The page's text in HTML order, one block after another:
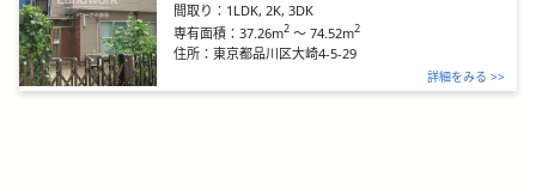
間取り： 1LDK, 2K, 3DK
専有面積：37.26m2 ～ 74.52m2
住所：東京都品川区大崎4-5-29
詳細をみる >>